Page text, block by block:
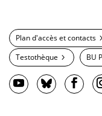
Plan d'accès et contacts
Testothèque
BU